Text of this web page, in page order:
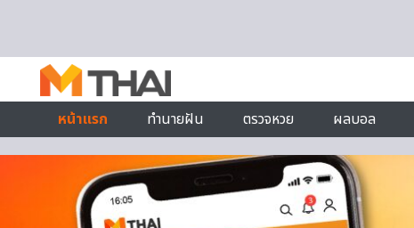
หน้าแรก
ทำนายฝัน ตรวจหวย ผลบอล